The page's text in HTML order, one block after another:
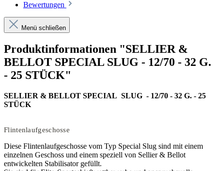
Bewertungen
Menü schließen
Produktinformationen "SELLIER &
BELLOT SPECIAL SLUG - 12/70 - 32 G.
- 25 STÜCK"
SELLIER & BELLOT SPECIAL SLUG - 12/70 - 32 G. - 25
STÜCK
Flintenlaufgeschosse
Diese Flintenlaufgeschosse vom Typ Special Slug sind mit einem
einzelnen Geschoss und einem speziell von Sellier & Bellot
entwickelten Stabilisator gefüllt.